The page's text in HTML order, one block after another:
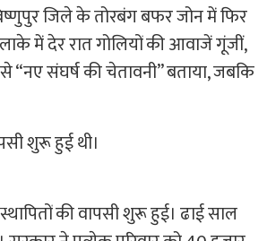
जिले के तोरबंग बफर जोन में फिर
में देर रात गोलियों की आवाजें गूंजीं,
संघर्ष की चेतावनी” बताया, जबकि
शुरू हुई थी।
की वापसी शुरू हुई। ढाई साल